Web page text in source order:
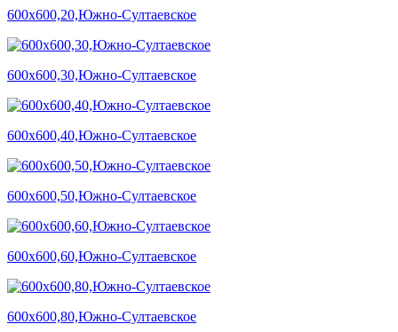
600х600,20,Южно-Султаевское
600х600,30,Южно-Султаевское
600х600,40,Южно-Султаевское
600х600,50,Южно-Султаевское
600х600,60,Южно-Султаевское
600х600,80,Южно-Султаевское